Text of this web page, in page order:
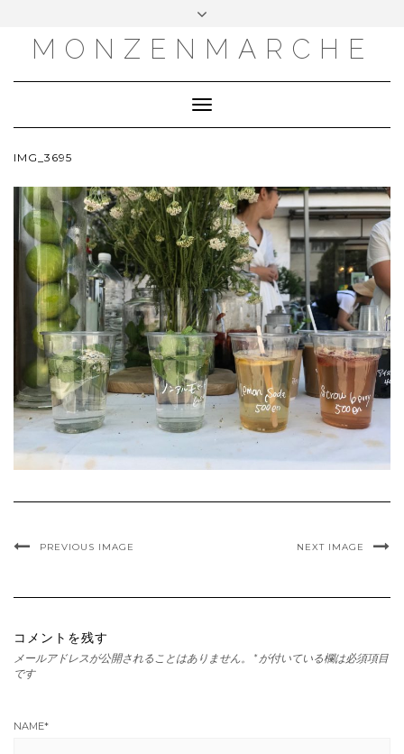
MONZENMARCHE
Toggle
Navigation
IMG_3695
PREVIOUS IMAGE NEXT IMAGE
コメントを残す
メールアドレスが公開されることはありません。 * が付いている欄は必須項目
です
NAME*